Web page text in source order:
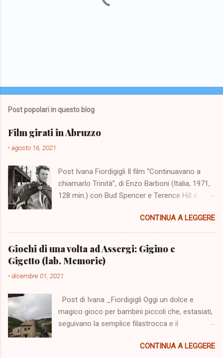
t
u
n
c
m
m
e
n
t
o
Post popolari in questo blog
Film girati in Abruzzo
-agosto 16, 2021
Post Ivana Fiordigigli Il film “Continuavano a
chiamarlo Trinità”, di Enzo Barboni (Italia, 1971,
128 min.) con Bud Spencer e Terence Hill è
Campo Imperatore cinquanta anni fa. Il 5
agosto 2021 a Fonte Vetica un numeroso
pubblico è stato presente alla sua proiezione e
all'incontro con Terence Hill. L'evento ci
richiama alla mente una serie di film realizzati
nello scenario dei monti abruzzesi, ma aiuta la
realizzata da Marzia di "Civico zero" e
pubblicata su internet, che vogliamo riproporre
perché è accurata e ci offre un'ampia
come "nella vita psicologa impegnata nel
CONTINUA A LEGGERE
Giochi di una volta ad Assergi: Gigino e
Gigetto (lab. Memorie)
-dicembre 01, 2021
Post di Ivana _Fiordigigli Oggi un dolce e
magico gioco per bambini piccoli che, estasiati,
seguivano la semplice filastrocca e il
riuscire a capire dove andassero a finire i due
CONTINUA A LEGGERE